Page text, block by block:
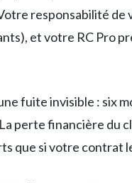
responsabilité
et votre RC Pro
fuite invisible : six
perte financière du
que si votre contrat